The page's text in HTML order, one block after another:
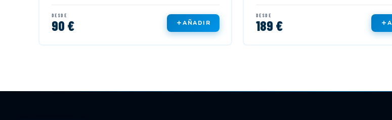
DESDE
90 € AÑADIR
DESDE
189 €